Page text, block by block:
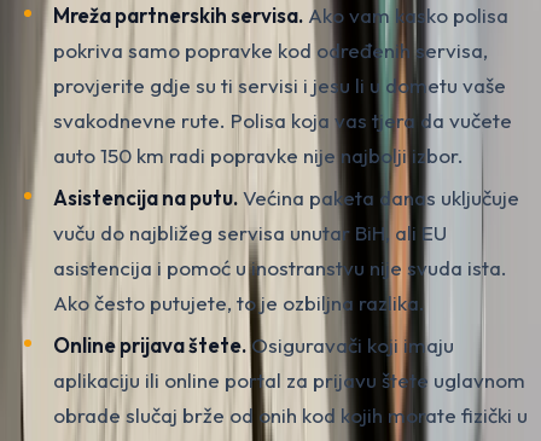
Mreža partnerskih servisa. Ako vam kasko polisa
pokriva samo popravke kod određenih servisa,
provjerite gdje su ti servisi i jesu li u dometu vaše
svakodnevne rute. Polisa koja vas tjera da vučete
auto 150 km radi popravke nije najbolji izbor.
Asistencija na putu.Većina paketa danas uključuje
vuču do najbližeg servisa unutar BiH, ali EU
asistencija i pomoć u inostranstvu nije svuda ista.
Ako često putujete, to je ozbiljna razlika.
Online prijava štete.Osiguravači koji imaju
aplikaciju ili online portal za prijavu štete uglavnom
obrade slučaj brže od onih kod kojih morate fizički u